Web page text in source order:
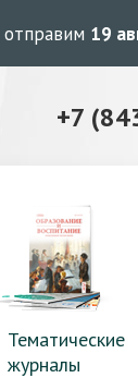
отправим 19
+7
Тематические
журналы